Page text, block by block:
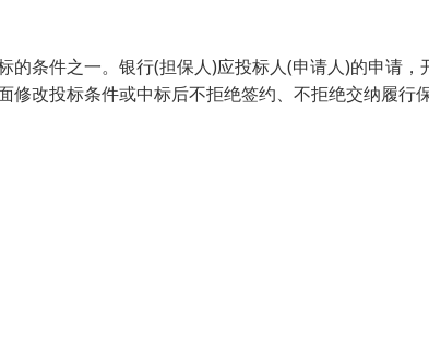
条件之一。银行(担保人)应投标人(申请人)的申请，
修改投标条件或中标后不拒绝签约、不拒绝交纳履行